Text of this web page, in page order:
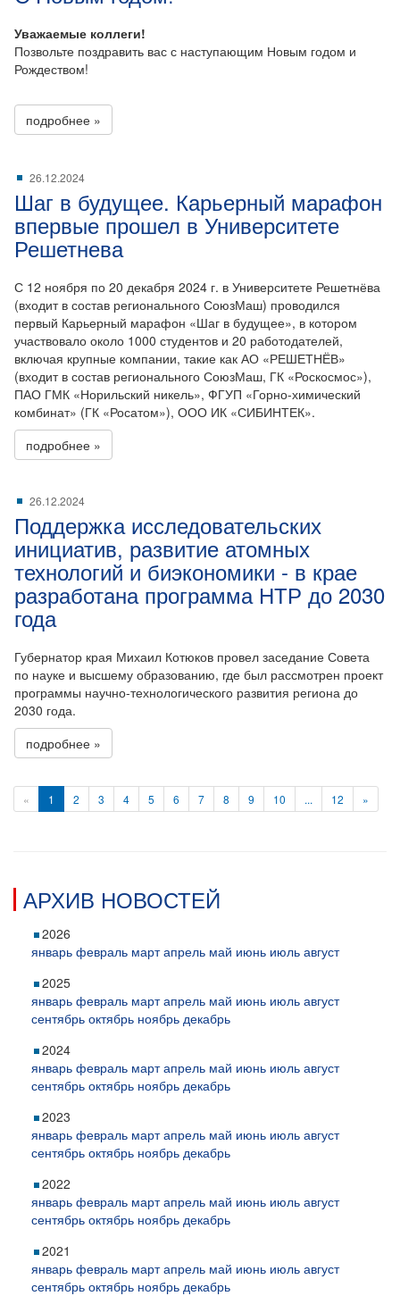
Уважаемые коллеги!
Позвольте поздравить вас с наступающим Новым годом и
Рождеством!
подробнее »
26.12.2024
Шаг в будущее. Карьерный марафон
впервые прошел в Университете
Решетнева
С 12 ноября по 20 декабря 2024 г. в Университете Решетнёва
(входит в состав регионального СоюзМаш) проводился
первый Карьерный марафон «Шаг в будущее», в котором
участвовало около 1000 студентов и 20 работодателей,
включая крупные компании, такие как АО «РЕШЕТНЁВ»
(входит в состав регионального СоюзМаш, ГК «Роскосмос»),
ПАО ГМК «Норильский никель», ФГУП «Горно-химический
комбинат» (ГК «Росатом»), ООО ИК «СИБИНТЕК».
подробнее »
26.12.2024
Поддержка исследовательских
инициатив, развитие атомных
технологий и биэкономики - в крае
разработана программа НТР до 2030
года
Губернатор края Михаил Котюков провел заседание Совета
по науке и высшему образованию, где был рассмотрен проект
программы научно-технологического развития региона до
2030 года.
подробнее »
« 1 2 3 4 5 6 7 8 9 10 ... 12 »
АРХИВ НОВОСТЕЙ
2026
январь февраль март апрель май июнь июль август
2025
январь февраль март апрель май июнь июль август
сентябрь октябрь ноябрь декабрь
2024
январь февраль март апрель май июнь июль август
сентябрь октябрь ноябрь декабрь
2023
январь февраль март апрель май июнь июль август
сентябрь октябрь ноябрь декабрь
2022
январь февраль март апрель май июнь июль август
сентябрь октябрь ноябрь декабрь
2021
январь февраль март апрель май июнь июль август
сентябрь октябрь ноябрь декабрь